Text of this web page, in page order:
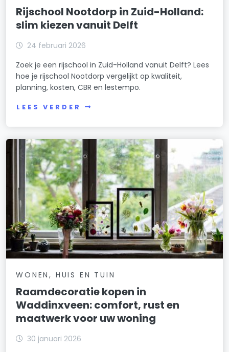
Rijschool Nootdorp in Zuid-Holland:
slim kiezen vanuit Delft
24 februari 2026
Zoek je een rijschool in Zuid-Holland vanuit Delft? Lees
hoe je rijschool Nootdorp vergelijkt op kwaliteit,
planning, kosten, CBR en lestempo.
LEES VERDER
WONEN, HUIS EN TUIN
Raamdecoratie kopen in
Waddinxveen: comfort, rust en
maatwerk voor uw woning
30 januari 2026